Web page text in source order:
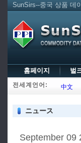
SunSirs--중국 상품 데
홈페이지 벌
전세계언어: 中文
ニュース
September